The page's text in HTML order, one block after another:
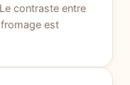
contraste entre
est